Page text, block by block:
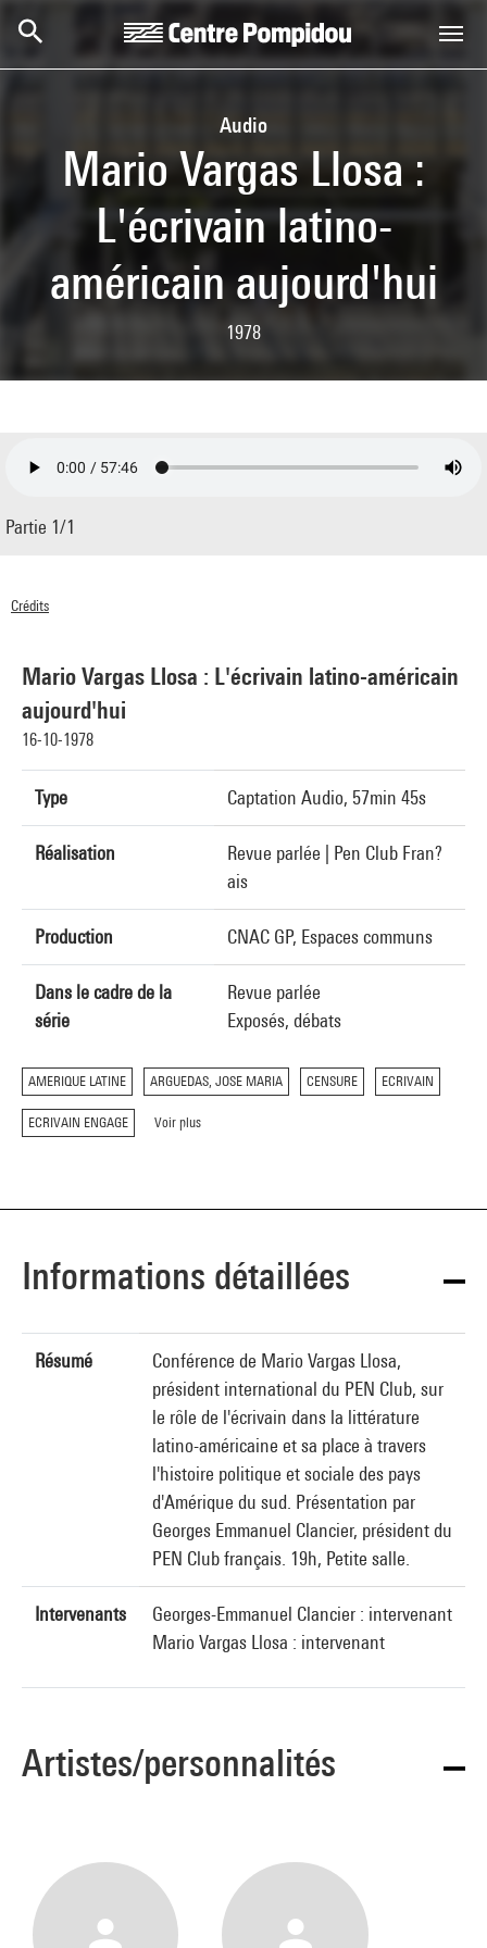
Audio
Mario Vargas Llosa :
L'écrivain latino-
américain aujourd'hui
1978
Mario Vargas Llosa : L'écrivain latino-américain
aujourd'hui
16-10-1978
Type Captation Audio, 57min 45s
Réalisation
Revue parlée | Pen Club Fran?
ais
Production CNAC GP, Espaces communs
Dans le cadre de la
série
Revue parlée
Exposés, débats
AMERIQUE LATINE ARGUEDAS, JOSE MARIA CENSURE ECRIVAIN
ECRIVAIN ENGAGE Voir plus
Partie 1/1
Crédits
Informations détaillées
Résumé
Conférence de Mario Vargas Llosa,
président international du PEN Club, sur
le rôle de l'écrivain dans la littérature
latino-américaine et sa place à travers
l'histoire politique et sociale des pays
d'Amérique du sud. Présentation par
Georges Emmanuel Clancier, président du
PEN Club français. 19h, Petite salle.
Intervenants
Georges-Emmanuel Clancier : intervenant
Mario Vargas Llosa : intervenant
Artistes/personnalités